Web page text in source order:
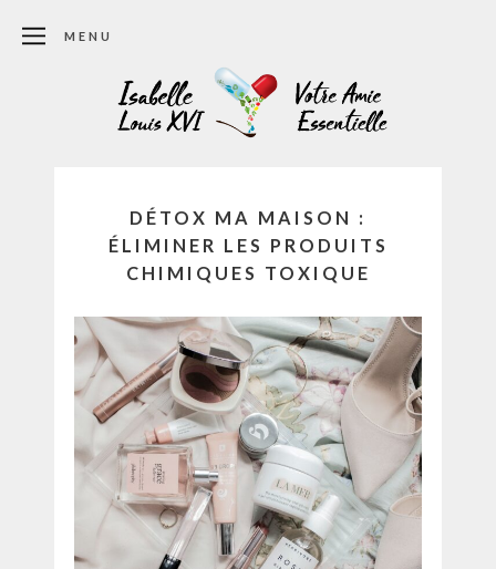
MENU
DÉTOX MA MAISON :
ÉLIMINER LES PRODUITS
CHIMIQUES TOXIQUE